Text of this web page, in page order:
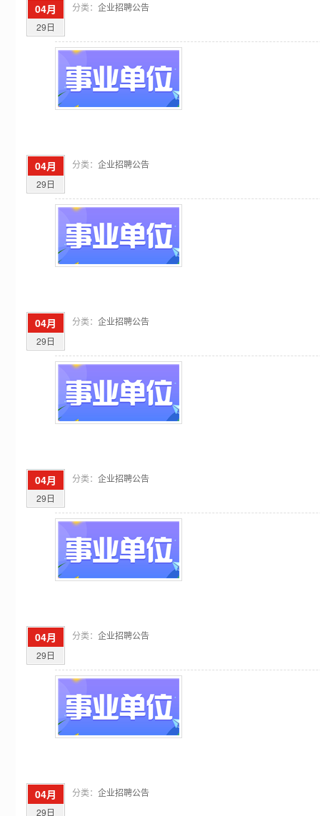
04月
29日
分类： 企业招聘公告
04月
29日
分类： 企业招聘公告
04月
29日
分类： 企业招聘公告
04月
29日
分类： 企业招聘公告
04月
29日
分类： 企业招聘公告
04月
29日
分类： 企业招聘公告